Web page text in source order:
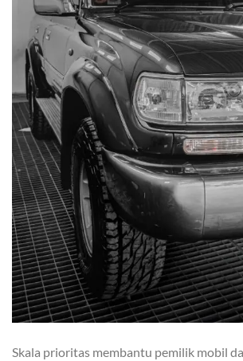
Skala prioritas membantu pemilik mobil